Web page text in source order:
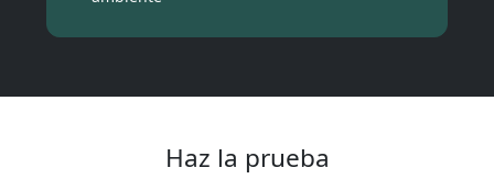
Haz la prueba